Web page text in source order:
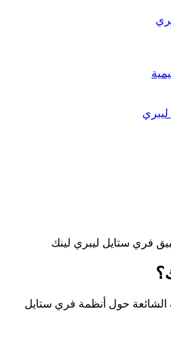
فري ستايل ليبري لينك
الشائعة حول أنظمة فري ستايل